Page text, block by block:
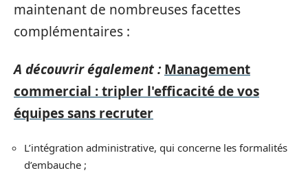
maintenant de nombreuses facettes
complémentaires :
A découvrir également : Management
commercial : tripler l'efficacité de vos
équipes sans recruter
L’intégration administrative, qui concerne les formalités
d’embauche ;